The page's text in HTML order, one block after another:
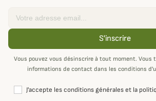
S'inscrire
Vous pouvez vous désinscrire à tout moment. Vous
informations de contact dans les conditions
J'accepte les conditions générales et la